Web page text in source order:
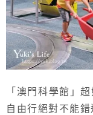
「澳門科學館」
自由行絕對不能